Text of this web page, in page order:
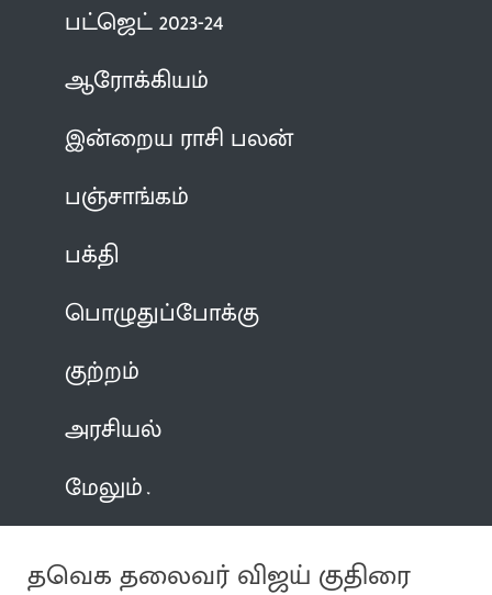
பட்ஜெட் 2023-24
ஆரோக்கியம்
இன்றைய ராசி பலன்
பஞ்சாங்கம்
பக்தி
பொழுதுப்போக்கு
குற்றம்
அரசியல்
மேலும்
தவெக தலைவர் விஜய் குதிரை